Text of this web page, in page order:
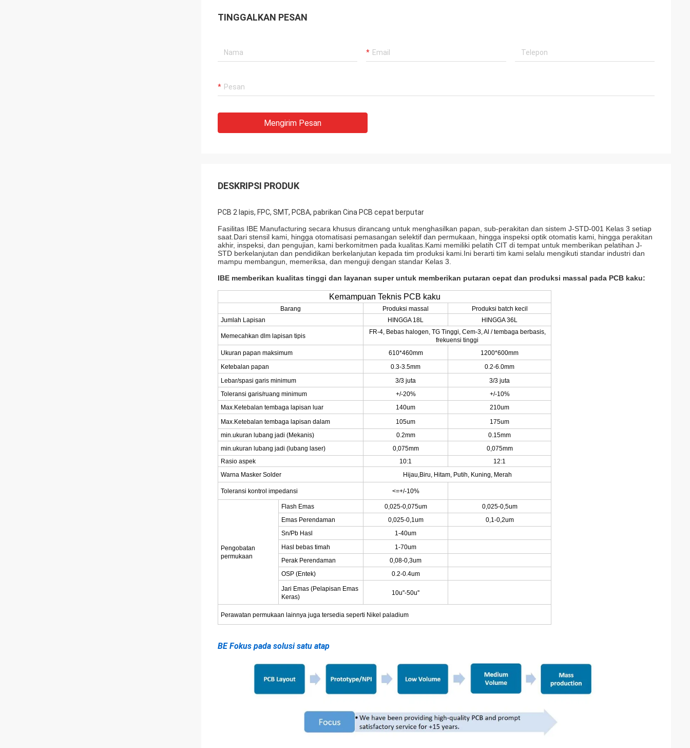
TINGGALKAN PESAN
Mengirim Pesan
DESKRIPSI PRODUK
PCB 2 lapis, FPC, SMT, PCBA, pabrikan Cina PCB cepat berputar
Fasilitas IBE Manufacturing secara khusus dirancang untuk menghasilkan papan, sub-perakitan dan sistem J-STD-001 Kelas 3 setiap
saat.Dari stensil kami, hingga otomatisasi pemasangan selektif dan permukaan, hingga inspeksi optik otomatis kami, hingga perakitan
akhir, inspeksi, dan pengujian, kami berkomitmen pada kualitas.Kami memiliki pelatih CIT di tempat untuk memberikan pelatihan J-
STD berkelanjutan dan pendidikan berkelanjutan kepada tim produksi kami.Ini berarti tim kami selalu mengikuti standar industri dan
mampu membangun, memeriksa, dan menguji dengan standar Kelas 3.
IBE memberikan kualitas tinggi dan layanan super untuk memberikan putaran cepat dan produksi massal pada PCB kaku:
Kemampuan Teknis PCB kaku
Barang Produksi massal
Produksi batch kecil
Jumlah Lapisan
HINGGA 18L HINGGA 36L
Memecahkan dlm lapisan tipis
FR-4, Bebas halogen, TG Tinggi, Cem-3, Al / tembaga berbasis,
frekuensi tinggi
Ukuran papan maksimum
610*460mm
1200*600mm
Ketebalan papan
0.3-3.5mm
0.2-6.0mm
Lebar/spasi garis minimum
3/3 juta
3/3 juta
Toleransi garis/ruang minimum
+/-20%
+/-10%
Max.Ketebalan tembaga lapisan luar
140um
210um
Max.Ketebalan tembaga lapisan dalam
105um
175um
min.ukuran lubang jadi (Mekanis)
0.2mm
0.15mm
min.ukuran lubang jadi (lubang laser)
0,075mm
0,075mm
Rasio aspek
10:1
12:1
Warna Masker Solder
Hijau,Biru, Hitam, Putih, Kuning, Merah
Toleransi kontrol impedansi <=+/-10%
Pengobatan
permukaan
Flash Emas 0,025-0,075um
0,025-0,5um
Emas Perendaman
0,025-0,1um
0,1-0,2um
Sn/Pb Hasl
1-40um
Hasl bebas timah
1-70um
Perak Perendaman
0,08-0,3um
OSP (Entek)
0.2-0.4um
Jari Emas (Pelapisan Emas
Keras)
10u''-50u''
Perawatan permukaan lainnya juga tersedia seperti Nikel paladium
BE Fokus pada solusi satu atap